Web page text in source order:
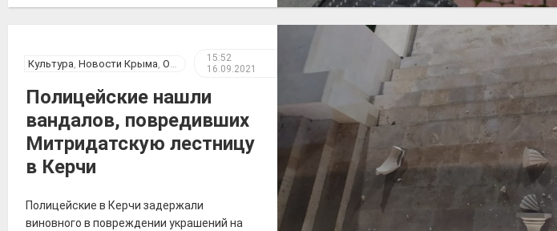
рисунками», — уточнили в пресс-службе.
Также в сквере республики пострадала
центральная надпись, вандалы […]
Культура Новости Крыма Общество
15:52
16.09.2021
Полицейские нашли
вандалов, повредивших
Митридатскую лестницу
в Керчи
Полицейские в Керчи задержали
виновного в повреждении украшений на